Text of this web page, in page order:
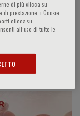
di più clicca su
di prestazione, i Cookie
clicca su
all’uso di tutte le